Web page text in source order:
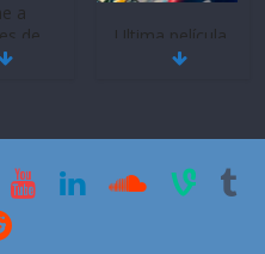
a
de
todo
Ultima película
‘Spider‑Man:
29 de julio de